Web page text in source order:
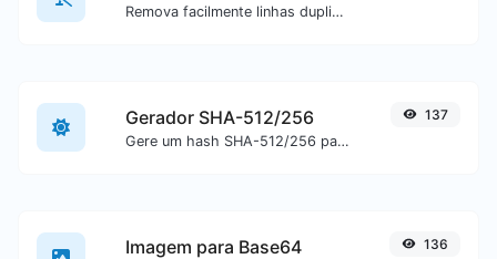
Remova facilmente linhas duplicadas de um texto.
Gerador SHA-512/256
Gere um hash SHA-512/256 para qualquer entrada de texto.
137
Imagem para Base64 136